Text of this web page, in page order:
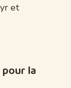
et
la